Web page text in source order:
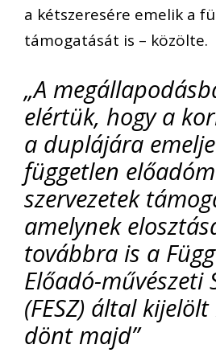
a kétszeresére emelik a
támogatását is – közölte.
„A
elértük, hogy a
a duplájára
független
szervezetek
amelynek
továbbra is a
Előadó-művészeti
(FESZ) által
dönt majd”